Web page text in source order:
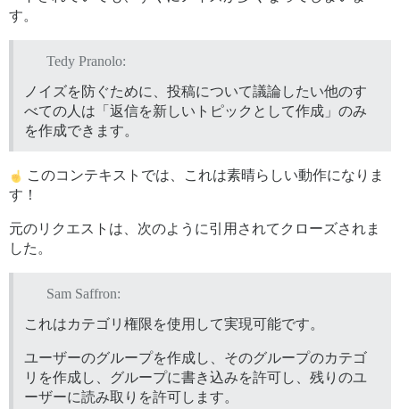
す。
Tedy Pranolo:
ノイズを防ぐために、投稿について議論したい他のす
べての人は「返信を新しいトピックとして作成」のみ
を作成できます。
このコンテキストでは、これは素晴らしい動作になりま
す！
元のリクエストは、次のように引用されてクローズされま
した。
Sam Saffron:
これはカテゴリ権限を使用して実現可能です。
ユーザーのグループを作成し、そのグループのカテゴ
リを作成し、グループに書き込みを許可し、残りのユ
ーザーに読み取りを許可します。